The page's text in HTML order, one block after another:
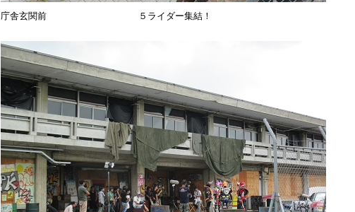
庁舎玄関前 ５ライダー集結！